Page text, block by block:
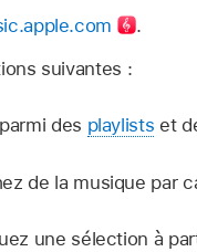
.
suivantes :
des playlists et
de la musique par
une sélection à